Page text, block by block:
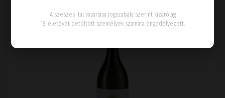
A szeszes ital vásárlása jogszabály szerint kizárólag
18. életévét betöltött személyek számára engedélyezett.